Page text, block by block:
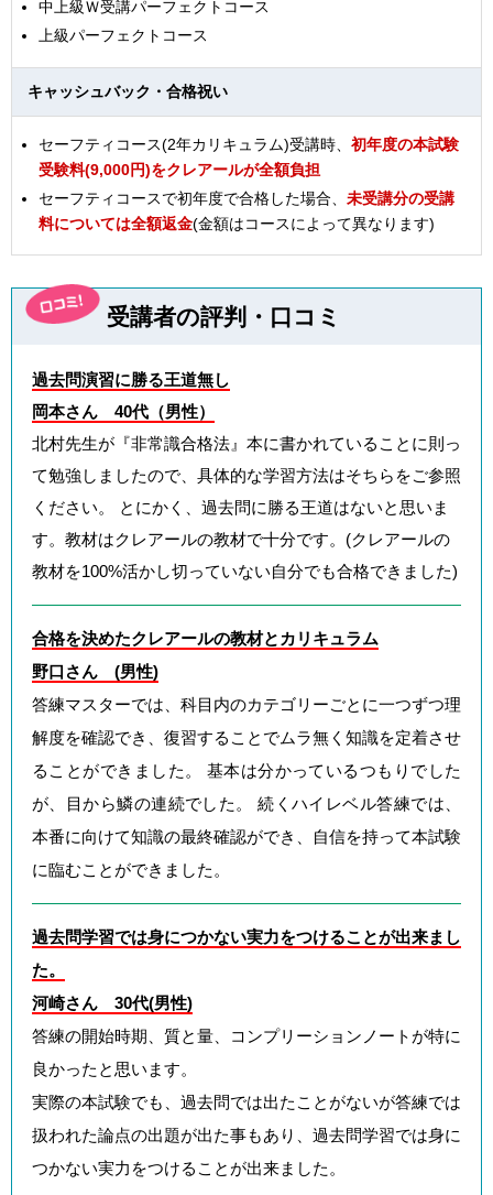
中上級Ｗ受講パーフェクトコース
上級パーフェクトコース
キャッシュバック・合格祝い
セーフティコース(2年カリキュラム)受講時、初年度の本試験
受験料(9,000円)をクレアールが全額負担
セーフティコースで初年度で合格した場合、未受講分の受講
料については全額返金(金額はコースによって異なります)
受講者の評判・口コミ
過去問演習に勝る王道無し
岡本さん 40代（男性）
北村先生が『非常識合格法』本に書かれていることに則っ
て勉強しましたので、具体的な学習方法はそちらをご参照
ください。 とにかく、過去問に勝る王道はないと思いま
す。教材はクレアールの教材で十分です。(クレアールの
教材を100%活かし切っていない自分でも合格できました)
合格を決めたクレアールの教材とカリキュラム
野口さん (男性)
答練マスターでは、科目内のカテゴリーごとに一つずつ理
解度を確認でき、復習することでムラ無く知識を定着させ
ることができました。 基本は分かっているつもりでした
が、目から鱗の連続でした。 続くハイレベル答練では、
本番に向けて知識の最終確認ができ、自信を持って本試験
に臨むことができました。
過去問学習では身につかない実力をつけることが出来まし
た。
河崎さん 30代(男性)
答練の開始時期、質と量、コンプリーションノートが特に
良かったと思います。
実際の本試験でも、過去問では出たことがないが答練では
扱われた論点の出題が出た事もあり、過去問学習では身に
つかない実力をつけることが出来ました。